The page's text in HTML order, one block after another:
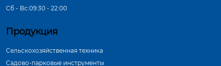
Сб - Вс:09:30 - 22:00
Продукция
Сельскохозяйственная техника
Садово-парковые инструменты